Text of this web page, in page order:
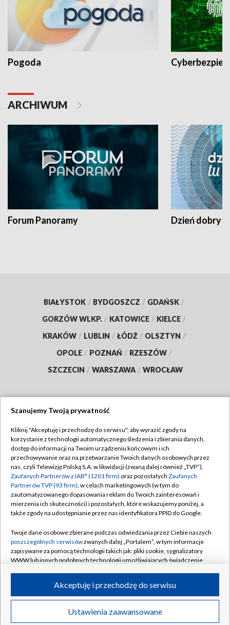
Pogoda
ARCHIWUM
Forum Panoramy Dzień dobry
BIAŁYSTOK / BYDGOSZCZ / GDAŃSK /
GORZÓW WLKP. / KATOWICE / KIELCE /
KRAKÓW / LUBLIN / ŁÓDŹ / OLSZTYN /
OPOLE / POZNAŃ / RZESZÓW /
SZCZECIN / WARSZAWA / WROCŁAW
TVP
Abonament TVP
Emisja w TVP
Centrum informacji TVP
Naziemna Telewizja Cyfrowa
Rada Programowa
System NOS
Informacje o nadawcy
Program dla prasy
Ogłoszenie przetargowe
Regulamin TVP
Polityka prywatności
Moje zgody
Pomoc
Kontakt
Kanały
©2026 Telewizja Polska S.A. w likwidacji
Szanujemy Twoją prywatność
Kliknij "Akceptuję i przechodzę do serwisu", aby wyrazić zgody na
korzystanie z technologii automatycznego śledzenia i zbierania danych,
dostęp do informacji na Twoim urządzeniu końcowym i ich
przechowywanie oraz na przetwarzanie Twoich danych osobowych przez
nas, czyli Telewizję Polską S.A. w likwidacji (zwaną dalej również „TVP”),
Zaufanych Partnerów z IAB* (1201 firm) oraz pozostałych Zaufanych
Partnerów TVP (93 firm), w celach marketingowych (w tym do
zautomatyzowanego dopasowania reklam do Twoich zainteresowań i
mierzenia ich skuteczności) i pozostałych, które wskazujemy poniżej, a
także zgody na udostępnianie przez nas identyfikatora PPID do Google.
Twoje dane osobowe zbierane podczas odwiedzania przez Ciebie naszych
poszczególnych serwisówzwanych dalej „Portalem”, w tym informacje
zapisywane za pomocą technologii takich jak: pliki cookie, sygnalizatory
WWW lub innych podobnych technologii umożliwiających świadczenie
ruchu w Internecie.
Twoje dane osobowe zbierane podczas odwiedzania przez Ciebie
poszczególnych serwisówna Portalu, takie jak adresy IP, identyfikatory
Ustawienia zaawansowane
Akceptuję i przechodzę do serwisu